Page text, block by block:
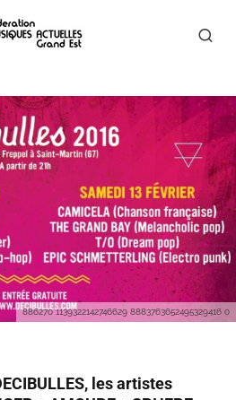
886270 1139322142746629 8883763652495329416 o
les artistes